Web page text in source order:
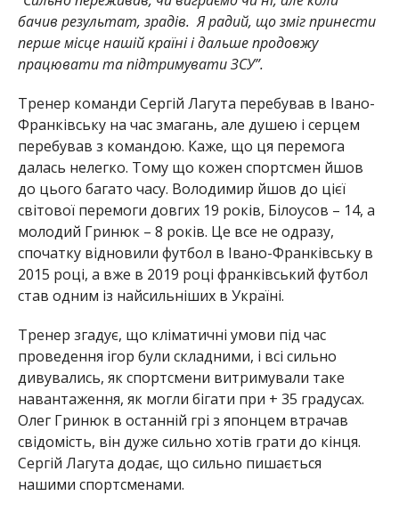
бачив результат, зрадів. Я радий, що зміг принести
перше місце нашій країні і дальше продовжу
працювати та підтримувати ЗСУ”.
Тренер команди Сергій Лагута перебував в Івано-
Франківську на час змагань, але душею і серцем
перебував з командою. Каже, що ця перемога
далась нелегко. Тому що кожен спортсмен йшов
до цього багато часу. Володимир йшов до цієї
світової перемоги довгих 19 років, Білоусов – 14, а
молодий Гринюк – 8 років. Це все не одразу,
спочатку відновили футбол в Івано-Франківську в
2015 році, а вже в 2019 році франківський футбол
став одним із найсильніших в Україні.
Тренер згадує, що кліматичні умови під час
проведення ігор були складними, і всі сильно
дивувались, як спортсмени витримували таке
навантаження, як могли бігати при + 35 градусах.
Олег Гринюк в останній грі з японцем втрачав
свідомість, він дуже сильно хотів грати до кінця.
Сергій Лагута додає, що сильно пишається
нашими спортсменами.